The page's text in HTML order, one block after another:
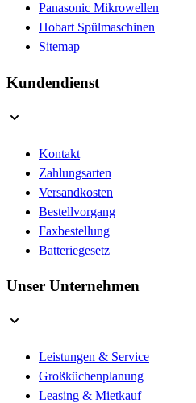
Panasonic Mikrowellen
Hobart Spülmaschinen
Sitemap
Kundendienst
Kontakt
Zahlungsarten
Versandkosten
Bestellvorgang
Faxbestellung
Batteriegesetz
Unser Unternehmen
Leistungen & Service
Großküchenplanung
Leasing & Mietkauf